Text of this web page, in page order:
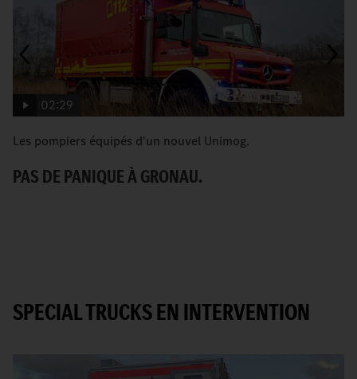
02:29
Les pompiers équipés d'un nouvel Unimog.
PAS DE PANIQUE À GRONAU.
SPECIAL TRUCKS EN INTERVENTION